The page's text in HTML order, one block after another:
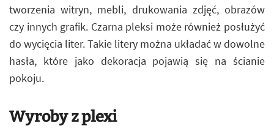
tworzenia witryn, mebli, drukowania zdjęć, obrazów
czy innych grafik. Czarna pleksi może również posłużyć
do wycięcia liter. Takie litery można układać w dowolne
hasła, które jako dekoracja pojawią się na ścianie
pokoju.
Wyroby z plexi